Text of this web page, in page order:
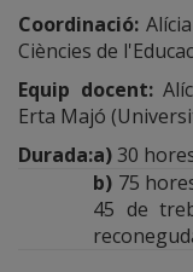
Coordinació:
Ciències de
Equip docent:
Erta Majó
Durada:a)30
b) 75
45 de